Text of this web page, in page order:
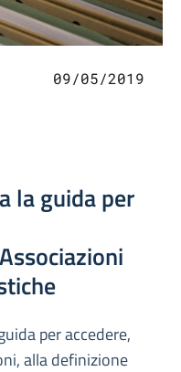
09/05/2019
la guida per
per accedere,
alla definizione